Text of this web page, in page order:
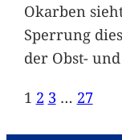
Okarben
Sperrung
der Obst- und
1 2 3 … 27